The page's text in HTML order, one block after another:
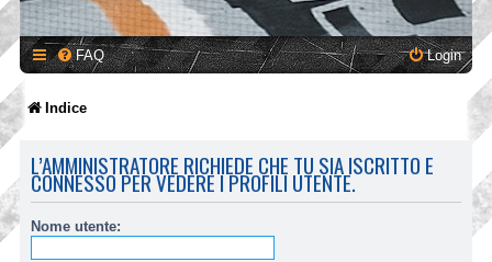
FAQ Login
Indice
L’AMMINISTRATORE RICHIEDE CHE TU SIA ISCRITTO E
CONNESSO PER VEDERE I PROFILI UTENTE.
Nome utente: